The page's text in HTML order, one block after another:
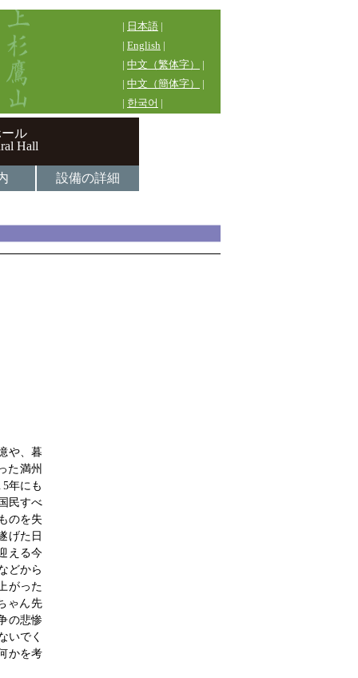
日本語
English
中文（繁体字）
中文（簡体字）
한국어
ル
Hall
設備の詳細
や、暮
た満州
年にも
民すべ
のを失
げた日
える今
どから
がった
ゃん先
の悲惨
いでく
かを考